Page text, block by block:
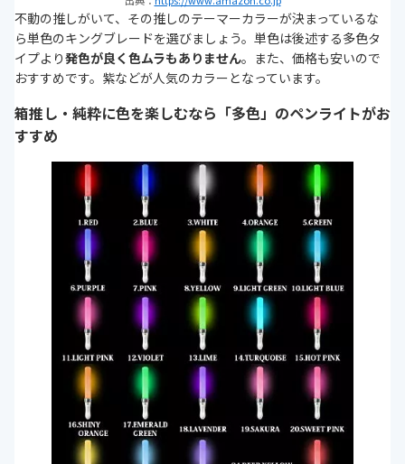
不動の推しがいて、その推しのテーマーカラーが決まっているな
ら単色のキングブレードを選びましょう。単色は後述する多色タ
イプより発色が良く色ムラもありません。また、価格も安いので
おすすめです。紫などが人気のカラーとなっています。
箱推し・純粋に色を楽しむなら「多色」のペンライトがお
すすめ